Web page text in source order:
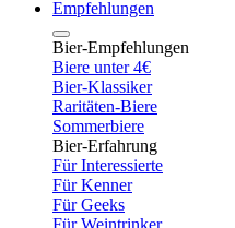
Empfehlungen
Bier-Empfehlungen
Biere unter 4€
Bier-Klassiker
Raritäten-Biere
Sommerbiere
Bier-Erfahrung
Für Interessierte
Für Kenner
Für Geeks